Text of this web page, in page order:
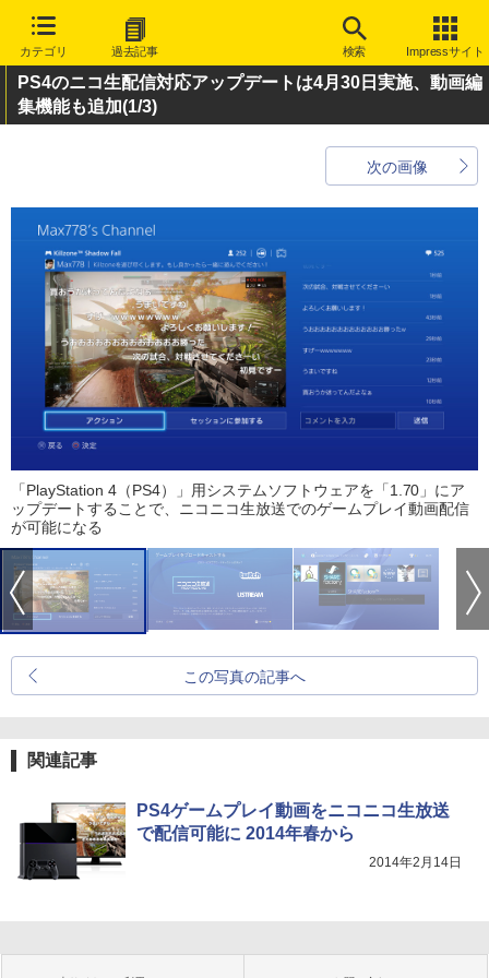
カテゴリ 過去記事 検索 Impressサイト
PS4のニコ生配信対応アップデートは4月30日実施、動画編
集機能も追加(1/3)
次の画像
「PlayStation 4（PS4）」用システムソフトウェアを「1.70」にア
ップデートすることで、ニコニコ生放送でのゲームプレイ動画配信
が可能になる
この写真の記事へ
関連記事
PS4ゲームプレイ動画をニコニコ生放送
で配信可能に 2014年春から
2014年2月14日